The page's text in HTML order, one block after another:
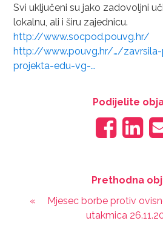
Svi uključeni su jako zadovoljni
lokalnu, ali i širu zajednicu.
http://www.socpod.pouvg.hr/
http://www.pouvg.hr/…/
projekta-edu-vg-…
Podijelite
Prethodna
«
Mjesec borbe protiv
utakmica